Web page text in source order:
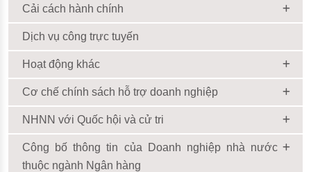
Cải cách hành chính
Dịch vụ công trực tuyến
Hoạt động khác
Cơ chế chính sách hỗ trợ doanh nghiệp
NHNN với Quốc hội và cử tri
Công bố thông tin của Doanh nghiệp nhà nước
thuộc ngành Ngân hàng